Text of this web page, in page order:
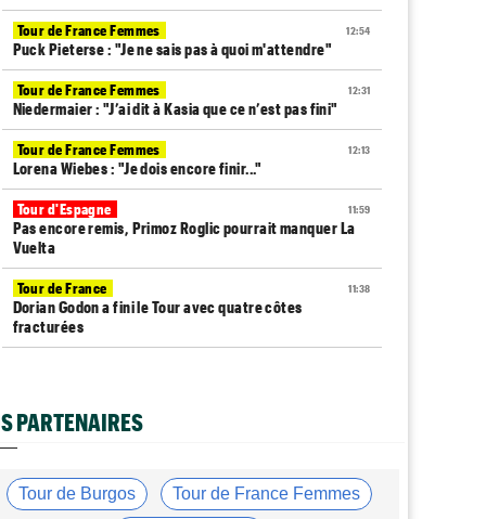
12:54
Tour de France Femmes
Puck Pieterse : "Je ne sais pas à quoi m'attendre"
12:31
Tour de France Femmes
Niedermaier : "J’ai dit à Kasia que ce n’est pas fini"
12:13
Tour de France Femmes
Lorena Wiebes : "Je dois encore finir..."
11:59
Tour d'Espagne
Pas encore remis, Primoz Roglic pourrait manquer La
Vuelta
11:38
Tour de France
Dorian Godon a fini le Tour avec quatre côtes
fracturées
Tour de France Femmes
cyclisme"
PARTENAIRES
Tour de Burgos Tour de France Femmes